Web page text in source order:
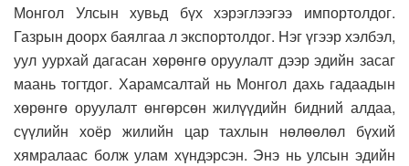
Монгол Улсын хувьд бүх хэрэглээгээ импортолдог.
Газрын доорх баялгаа л экспортолдог. Нэг үгээр хэлбэл,
уул уурхай дагасан хөрөнгө оруулалт дээр эдийн засаг
маань тогтдог. Харамсалтай нь Монгол дахь гадаадын
хөрөнгө оруулалт өнгөрсөн жилүүдийн бидний алдаа,
сүүлийн хоёр жилийн цар тахлын нөлөөлөл бүхий
хямралаас болж улам хүндэрсэн. Энэ нь улсын эдийн